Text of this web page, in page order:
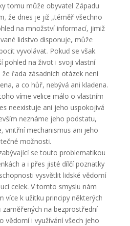
tomu může obyvatel Západu
že dnes je již „téměř všechno
na množství informací, jimiž
lidstvo disponuje, může
vyvolávat. Pokud se však
pohled na život i svoji vlastní
řada zásadních otázek není
a co hůř, nebývá ani kladena.
víme velice málo o vlastním
neexistuje ani jeho uspokojivá
neznáme jeho podstatu,
vnitřní mechanismus ani jeho
možnosti.
se touto problematikou
a i přes jisté dílčí poznatky
vysvětlit lidské vědomí
celek. V tomto smyslu nám
více k užitku principy některých
zaměřených na bezprostřední
vědomí i využívání všech jeho